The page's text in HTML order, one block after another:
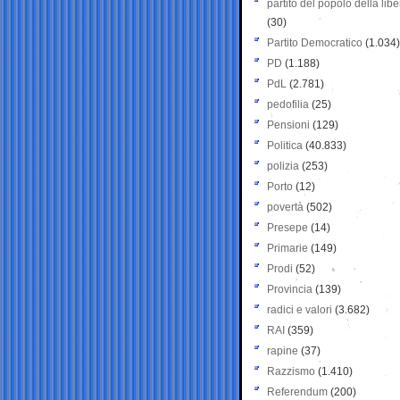
partito del popolo della
(30)
Partito Democratico (1.034)
PD (1.188)
PdL (2.781)
pedofilia (25)
Pensioni (129)
Politica (40.833)
polizia (253)
Porto (12)
povertà (502)
Presepe (14)
Primarie (149)
Prodi (52)
Provincia (139)
radici e valori (3.682)
RAI (359)
rapine (37)
Razzismo (1.410)
Referendum (200)